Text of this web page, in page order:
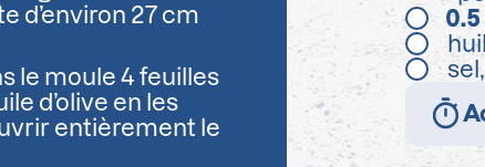
d’environ 27 cm
le moule 4 feuilles
d’olive en les
entièrement le
0.5